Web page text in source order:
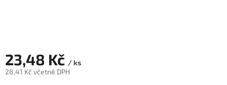
23,48 Kč / ks
28,41 Kč včetně DPH